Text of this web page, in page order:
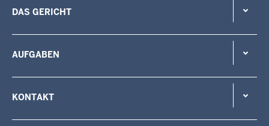
DAS GERICHT
AUFGABEN
KONTAKT